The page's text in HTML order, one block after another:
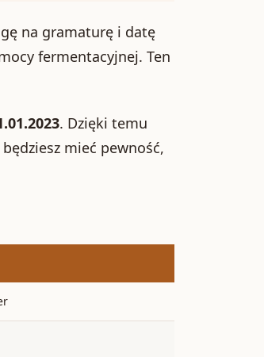
na gramaturę i datę
fermentacyjnej. Ten
. Dzięki temu
mieć pewność,